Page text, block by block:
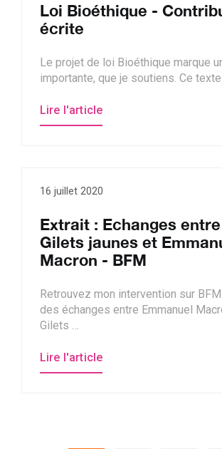
Loi Bioéthique -
écrite
Le projet de loi Bioéthique marque
importante, que je soutiens. Ce
Lire l'article
16 juillet 2020
Extrait : Echanges
Gilets jaunes et
Macron - BFM
Retrouvez mon intervention sur
des échanges entre Emmanuel
Gilets …
Lire l'article